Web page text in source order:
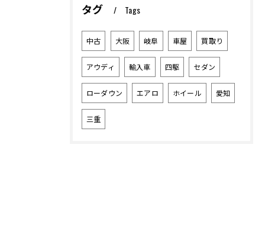
タグ Tags
中古 大阪 岐阜 車屋 買取り
アウディ 輸入車 四駆 セダン
ローダウン エアロ ホイール 愛知
三重